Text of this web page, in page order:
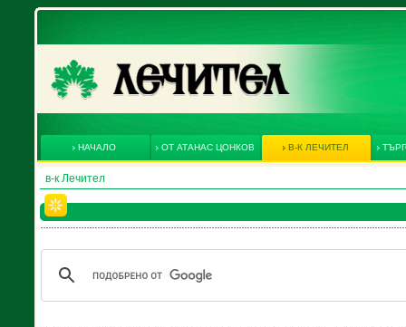
НАЧАЛО ОТ АТАНАС ЦОНКОВ В-К ЛЕЧИТЕЛ
в-к Лечител